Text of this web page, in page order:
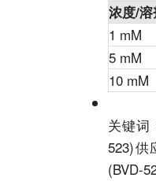
浓度/
1 mM
5 mM
10 mM
关键词
523)供
(BVD-